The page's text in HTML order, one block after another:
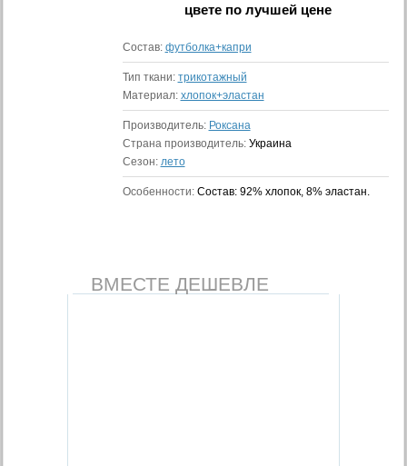
цветепо лучшей цене
Состав: футболка+капри
Тип ткани: трикотажный
Материал: хлопок+эластан
Производитель: Роксана
Страна производитель: Украина
Сезон: лето
Особенности: Состав: 92% хлопок, 8% эластан.
ВМЕСТЕ ДЕШЕВЛЕ